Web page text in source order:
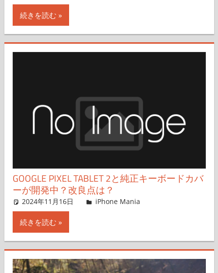
続きを読む
GOOGLE PIXEL TABLET 2と純正キーボードカバ
ーが開発中？改良点は？
2024年11月16日 FT729
iPhone Mania
続きを読む